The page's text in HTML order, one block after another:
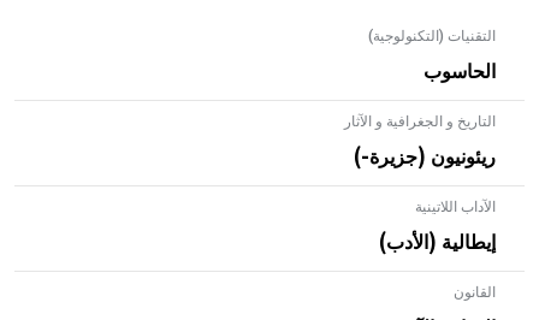
التقنيات (التكنولوجية)
الحاسوب
التاريخ و الجغرافية و الآثار
ريئونيون (جزيرة-)
الآداب اللاتينية
إيطالية (الأدب)
القانون- هل تعلم أن الأبلق نوع من الفنون الهندسية التي ارتبطت